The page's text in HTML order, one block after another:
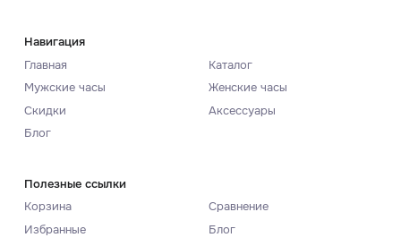
Навигация
Главная
Каталог
Мужские часы
Женские часы
Скидки
Аксессуары
Блог
Полезные ссылки
Корзина
Сравнение
Избранные
Блог